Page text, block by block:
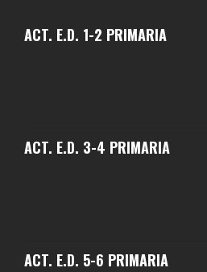
ACT. E.D. 1-2 PRIMARIA
ACT. E.D. 3-4 PRIMARIA
ACT. E.D. 5-6 PRIMARIA